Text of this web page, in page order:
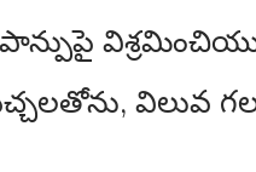
విలువ